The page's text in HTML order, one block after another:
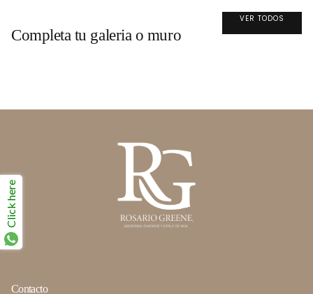
Completa tu galeria o muro
VER TODOS
Contacto
Click here